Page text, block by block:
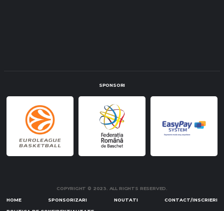
SPONSORI
COPYRIGHT © 2023. ALL RIGHTS RESERVED.
HOME SPONSORIZARI NOUTATI CONTACT/INSCRIERI